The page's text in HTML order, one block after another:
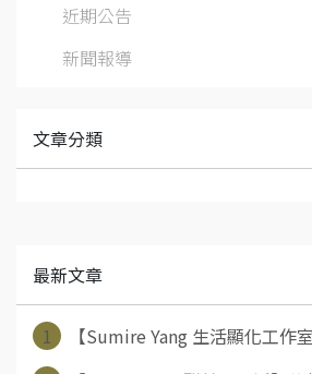
近期公告
新聞報導
文章分類
最新文章
1
【Sumire Yang 生活顯化工作